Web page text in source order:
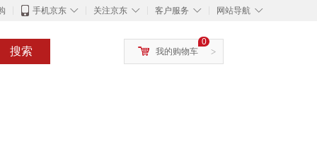
◇
手机京东 ◇
关注京东 ◇
客户服务 ◇
网站导航
搜索 >
0
我的购物车